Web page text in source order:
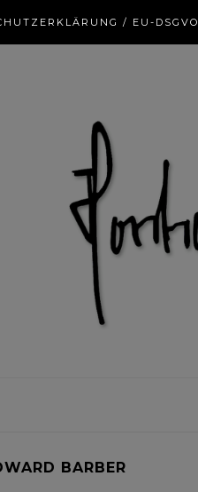
/ EU-DSGVO
BARBER